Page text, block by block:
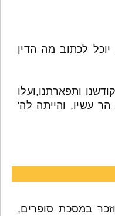
לכתוב מה הדין
ותפארתנו,ועלו
עשיו, והייתה לה'
במסכת סופרים,